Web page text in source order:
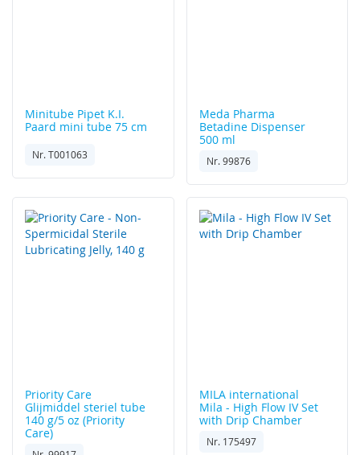
Minitube Pipet K.I.
Paard mini tube 75 cm
Nr. T001063
Meda Pharma
Betadine Dispenser
500 ml
Nr. 99876
Priority Care
Glijmiddel steriel tube
140 g/5 oz (Priority
Care)
MILA international
Mila - High Flow IV Set
with Drip Chamber
Nr. 175497